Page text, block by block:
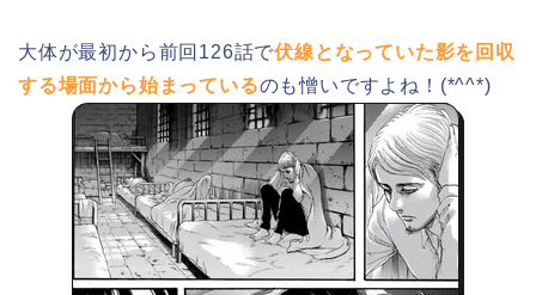
大体が最初から前回126話で伏線となっていた影を回収
する場面から始まっているのも憎いですよね！(*^^*)